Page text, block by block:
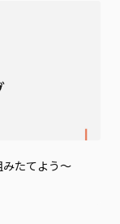
たてよう～